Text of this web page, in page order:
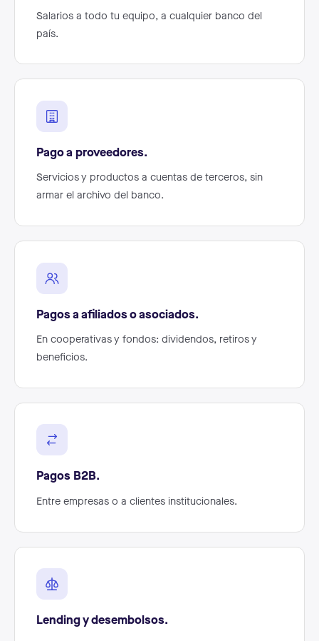
Salarios a todo tu equipo, a cualquier banco del
país.
Pago a proveedores.
Servicios y productos a cuentas de terceros, sin
armar el archivo del banco.
Pagos a afiliados o asociados.
En cooperativas y fondos: dividendos, retiros y
beneficios.
Pagos B2B.
Entre empresas o a clientes institucionales.
Lending y desembolsos.